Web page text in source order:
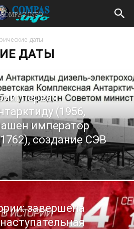
даты
ДАТЫ
первая
(1956,
император
создание СЭВ
завершена